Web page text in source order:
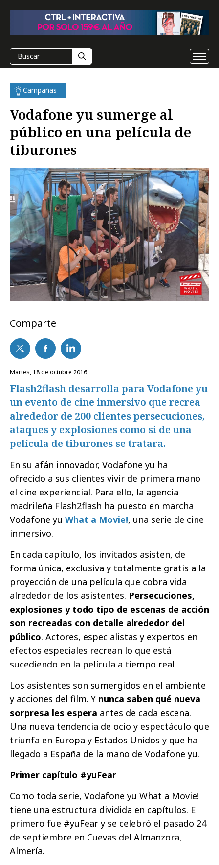
Campañas
Vodafone yu sumerge al
público en una película de
tiburones
Comparte
martes, 18 de octubre 2016
Flash2flash desarrolla para Vodafone yu
un evento de cine inmersivo que recrea
alrededor de 200 clientes persecuciones,
ataques y explosiones como si de una
película de tiburones se tratara.
En su afán innovador, Vodafone yu ha
ofrecido a sus clientes vivir de primera mano
el cine experiencial. Para ello, la agencia
madrileña Flash2flash ha puesto en marcha
Vodafone yu What a Movie!, una serie de cine
inmersivo.
En cada capítulo, los invitados asisten, de
forma única, exclusiva y totalmente gratis a la
proyección de una película que cobra vida
alrededor de los asistentes. Persecuciones,
explosiones y todo tipo de escenas de acción
son recreadas con detalle alrededor del
público. Actores, especialistas y expertos en
efectos especiales recrean lo que está
sucediendo en la película a tiempo real.
Los asistentes son sumergidos en el ambiente
y acciones del film. Y nunca saben qué nueva
sorpresa les espera antes de cada escena.
Una nueva tendencia de ocio y espectáculo que
triunfa en Europa y Estados Unidos y que ha
llegado a España de la mano de Vodafone yu.
Primer capítulo #yuFear
Como toda serie, Vodafone yu What a Movie!
tiene una estructura dividida en capítulos. El
primero fue #yuFear y se celebró el pasado 24
de septiembre en Cuevas del Almanzora,
Almería.